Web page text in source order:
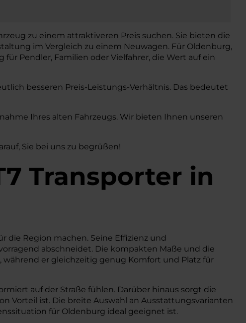
zu einem attraktiveren Preis suchen. Sie bieten die
im Vergleich zu einem Neuwagen. Für Oldenburg,
Pendler, Familien oder Vielfahrer, die Wert auf ein
besseren Preis-Leistungs-Verhältnis. Das bedeutet
Ihres alten Fahrzeugs. Wir bieten Ihnen unseren
Sie bei uns zu begrüßen!
Transporter in
die Region machen. Seine Effizienz und
abschneidet. Die kompakten Maße und die
er gleichzeitig genug Komfort und Platz für
auf der Straße fühlen. Darüber hinaus sorgt die
Vorteil ist. Die breite Auswahl an Ausstattungsvarianten
für Oldenburg ideal geeignet ist.